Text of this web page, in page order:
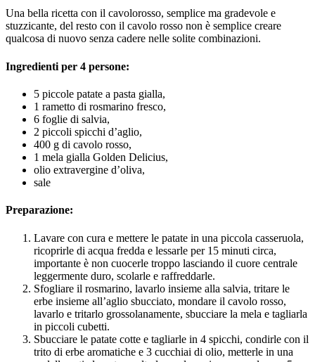
Una bella ricetta con il cavolorosso, semplice ma gradevole e
stuzzicante, del resto con il cavolo rosso non è semplice creare
qualcosa di nuovo senza cadere nelle solite combinazioni.
Ingredienti per 4 persone:
5 piccole patate a pasta gialla,
1 rametto di rosmarino fresco,
6 foglie di salvia,
2 piccoli spicchi d’aglio,
400 g di cavolo rosso,
1 mela gialla Golden Delicius,
olio extravergine d’oliva,
sale
Preparazione:
Lavare con cura e mettere le patate in una piccola casseruola,
ricoprirle di acqua fredda e lessarle per 15 minuti circa,
importante è non cuocerle troppo lasciando il cuore centrale
leggermente duro, scolarle e raffreddarle.
Sfogliare il rosmarino, lavarlo insieme alla salvia, tritare le
erbe insieme all’aglio sbucciato, mondare il cavolo rosso,
lavarlo e tritarlo grossolanamente, sbucciare la mela e tagliarla
in piccoli cubetti.
Sbucciare le patate cotte e tagliarle in 4 spicchi, condirle con il
trito di erbe aromatiche e 3 cucchiai di olio, metterle in una